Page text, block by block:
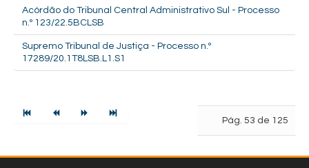
Acórdão do Tribunal Central Administrativo Sul - Processo
n.º 123/22.5BCLSB
Supremo Tribunal de Justiça - Processo n.º
17289/20.1T8LSB.L1.S1
Pág. 53 de 125